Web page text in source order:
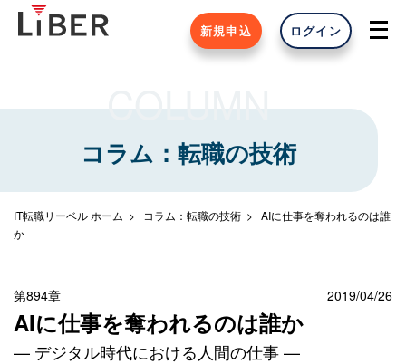
新規申込 ログイン
COLUMN
コラム：転職の技術
IT転職リーベル ホーム コラム：転職の技術
AIに仕事を奪われるのは誰
か
第894章 2019/04/26
AIに仕事を奪われるのは誰か
— デジタル時代における人間の仕事 —